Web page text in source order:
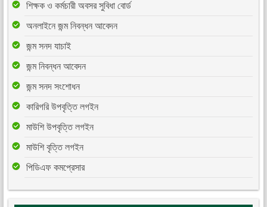
শিক্ষক ও কর্মচারী অবসর সুবিধা বোর্ড
অনলাইনে জন্ম নিবন্ধন আবেদন
জন্ম সনদ যাচাই
জন্ম নিবন্ধন আবেদন
জন্ম সনদ সংশোধন
কারিগরি উপবৃত্তি লগইন
মাউশি উপবৃত্তি লগইন
মাউশি বৃত্তি লগইন
পিডিএফ কমপ্রেসার